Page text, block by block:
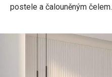
postele a čalouněným čelem.